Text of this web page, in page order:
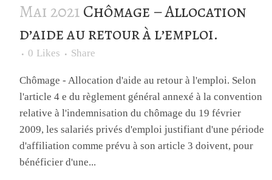
Mai 2021Chômage – Allocation
d’aide au retour à l’emploi.
0 Likes Share
Chômage - Allocation d'aide au retour à l'emploi. Selon
l'article 4 e du règlement général annexé à la convention
relative à l'indemnisation du chômage du 19 février
2009, les salariés privés d'emploi justifiant d'une période
d'affiliation comme prévu à son article 3 doivent, pour
bénéficier d'une...